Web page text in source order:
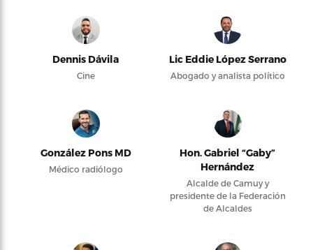
Dennis Dávila
Cine
Lic Eddie López Serrano
Abogado y analista político
González Pons MD
Médico radiólogo
Hon. Gabriel “Gaby”
Hernández
Alcalde de Camuy y
presidente de la Federación
de Alcaldes